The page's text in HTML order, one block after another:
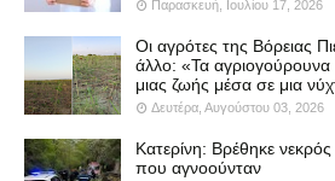
Παρασκευή, Ιουλίου 17, 2026
Οι αγρότες της Βόρειας
άλλο: «Τα
μιας ζωής μέσα σε μια
Δευτέρα, Αυγούστου 03, 2026
Κατερίνη: Βρέθηκε
που αγνοούνταν